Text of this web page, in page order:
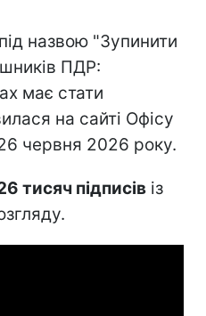
назвою "Зупинити
ПДР:
має стати
на сайті Офісу
червня 2026 року.
тисяч підписів із